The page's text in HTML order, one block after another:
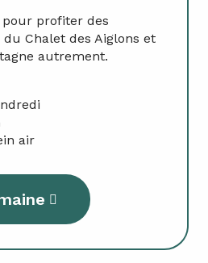
profiter des
Chalet des Aiglons et
autrement.
air